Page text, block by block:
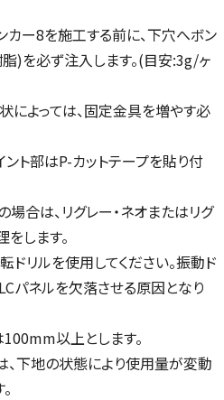
カー8を施工する前に、下穴へボン
)を必ず注入します。(目安:3g/ヶ
によっては、固定金具を増やす必
ント部はP-カットテープを貼り付
合は、リグレー・ネオまたはリグ
します。
リルを使用してください。振動ド
パネルを欠落させる原因となり
以上とします。
、下地の状態により使用量が変動